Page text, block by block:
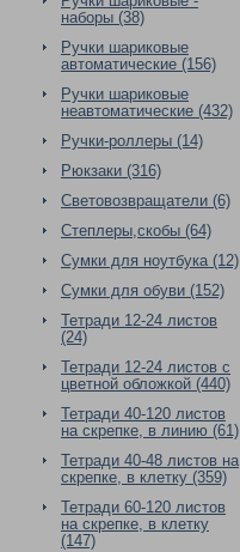
наборы (38)
Ручки шариковые
автоматические (156)
Ручки шариковые
неавтоматические (432)
Ручки-роллеры (14)
Рюкзаки (316)
Световозвращатели (6)
Степлеры,скобы (64)
Сумки для ноутбука (12)
Сумки для обуви (152)
Тетради 12-24 листов
(24)
Тетради 12-24 листов с
цветной обложкой (440)
Тетради 40-120 листов
на скрепке, в линию (61)
Тетради 40-48 листов на
скрепке, в клетку (359)
Тетради 60-120 листов
на скрепке, в клетку
(147)